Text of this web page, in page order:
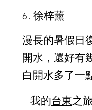
6. 徐梓薰
漫長的暑假日
開水，還好有
白開水多了一
我的台東之